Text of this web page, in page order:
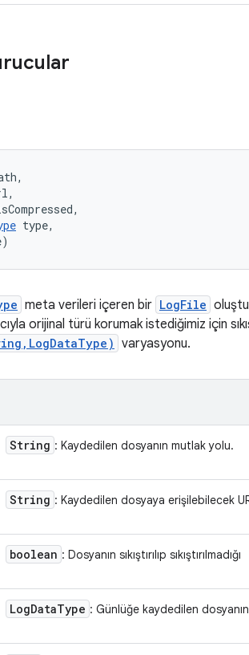
type,
meta verileri içeren bir LogFile
orijinal türü korumak istediğimiz için
varyasyonu.
String : Kaydedilen dosyanın mutlak yolu.
String : Kaydedilen dosyaya erişilebilecek
boolean : Dosyanın sıkıştırılıp sıkıştırılmadığı
LogDataType : Günlüğe kaydedilen dosyanın